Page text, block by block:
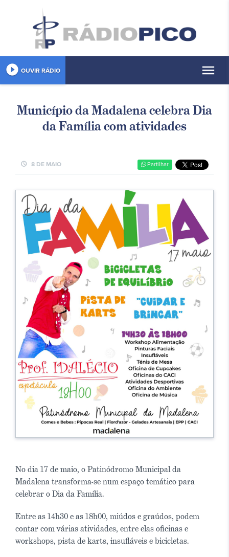
play_circle_filled OUVIR RÁDIO menu
Município da Madalena celebra Dia
da Família com atividades
schedule 8 DE MAIO Partilhar
No dia 17 de maio, o Patinódromo Municipal da
Madalena transforma-se num espaço temático para
celebrar o Dia da Família.
Entre as 14h30 e as 18h00, miúdos e graúdos, podem
contar com várias atividades, entre elas oficinas e
workshops, pista de karts, insufláveis e bicicletas.